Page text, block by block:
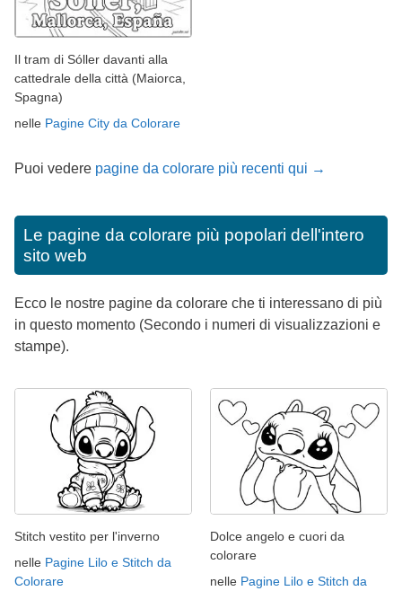
Il tram di Sóller davanti alla
cattedrale della città (Maiorca,
Spagna)
nelle Pagine City da Colorare
Puoi vedere pagine da colorare più recenti qui →
Le pagine da colorare più popolari dell'intero
sito web
Ecco le nostre pagine da colorare che ti interessano di più
in questo momento (Secondo i numeri di visualizzazioni e
stampe).
Stitch vestito per l'inverno
nelle Pagine Lilo e Stitch da
Colorare
Dolce angelo e cuori da
colorare
nelle Pagine Lilo e Stitch da